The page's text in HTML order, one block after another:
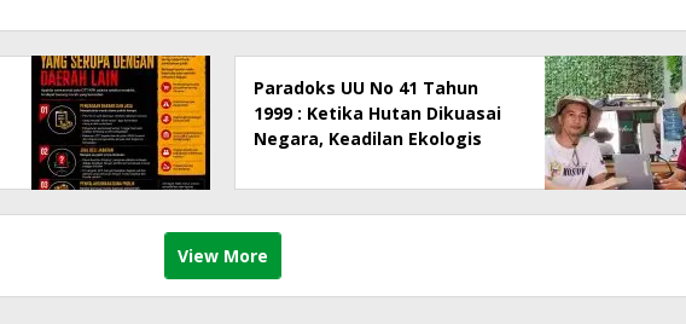
Paradoks UU No 41 Tahun
1999 : Ketika Hutan Dikuasai
Negara, Keadilan Ekologis
Korban
View More